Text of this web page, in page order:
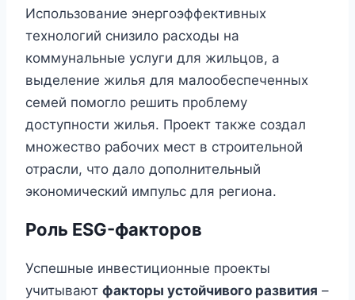
Использование энергоэффективных
технологий снизило расходы на
коммунальные услуги для жильцов, а
выделение жилья для малообеспеченных
семей помогло решить проблему
доступности жилья. Проект также создал
множество рабочих мест в строительной
отрасли, что дало дополнительный
экономический импульс для региона.
Роль ESG-факторов
Успешные инвестиционные проекты
учитывают факторы устойчивого развития –